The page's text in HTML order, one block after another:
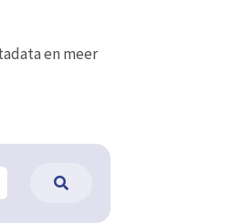
en meer